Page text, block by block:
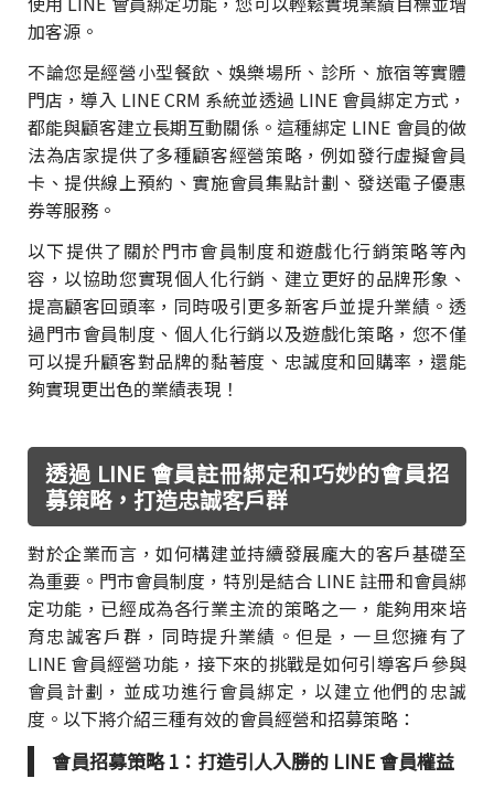
加客源。
不論您是經營小型餐飲、娛樂場所、診所、旅宿等實體
門店，導入 LINE CRM 系統並透過 LINE 會員綁定方式，
都能與顧客建立長期互動關係。這種綁定 LINE 會員的做
法為店家提供了多種顧客經營策略，例如發行虛擬會員
卡、提供線上預約、實施會員集點計劃、發送電子優惠
券等服務。
以下提供了關於門市會員制度和遊戲化行銷策略等內
容，以協助您實現個人化行銷、建立更好的品牌形象、
提高顧客回頭率，同時吸引更多新客戶並提升業績。透
過門市會員制度、個人化行銷以及遊戲化策略，您不僅
可以提升顧客對品牌的黏著度、忠誠度和回購率，還能
夠實現更出色的業績表現！
透過 LINE 會員註冊綁定和巧妙的會員招
募策略，打造忠誠客戶群
對於企業而言，如何構建並持續發展龐大的客戶基礎至
為重要。門市會員制度，特別是結合 LINE 註冊和會員綁
定功能，已經成為各行業主流的策略之一，能夠用來培
育忠誠客戶群，同時提升業績。但是，一旦您擁有了
LINE 會員經營功能，接下來的挑戰是如何引導客戶參與
會員計劃，並成功進行會員綁定，以建立他們的忠誠
度。以下將介紹三種有效的會員經營和招募策略：
會員招募策略 1：打造引人入勝的 LINE 會員權益